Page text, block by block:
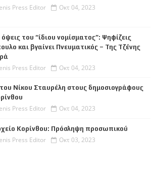
Press Editor Οκτ 04, 2023
του “ίδιου νομίσματος”: Ψηφίζεις
και βγαίνει Πνευματικός – Της Τζένης
Press Editor Οκτ 04, 2023
Νίκου Σταυρέλη στους δημοσιογράφους
Press Editor Οκτ 04, 2023
Κορίνθου: Πρόσληψη προσωπικού
Press Editor Οκτ 03, 2023